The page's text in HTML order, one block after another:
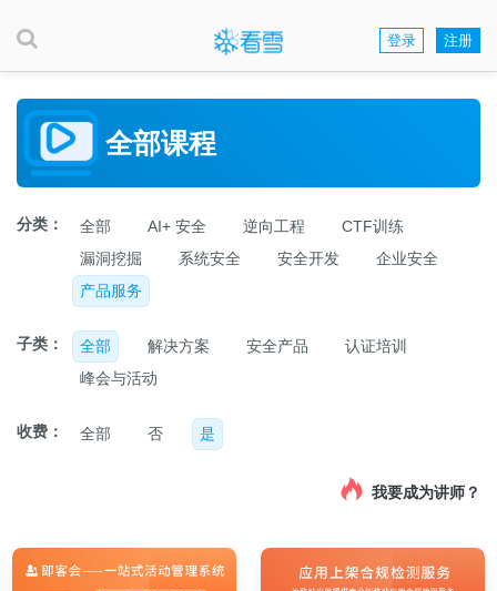
登录 注册
全部课程
分类： 全部 AI+ 安全 逆向工程
CTF训练
漏洞挖掘
系统安全 安全开发
企业安全
产品服务
子类： 全部 解决方案 安全产品
认证培训
峰会与活动
收费： 全部 否 是
我要成为讲师？